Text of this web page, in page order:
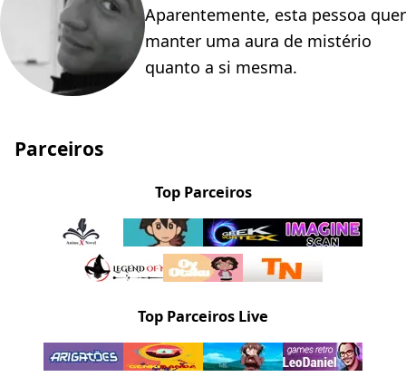
Aparentemente, esta pessoa quer
manter uma aura de mistério
quanto a si mesma.
Parceiros
Top Parceiros
Top Parceiros Live